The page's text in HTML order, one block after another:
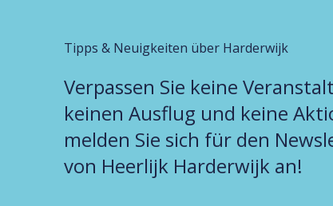
Tipps & Neuigkeiten über Harderwijk
Verpassen Sie keine
keinen Ausflug und keine
melden Sie sich für den
von Heerlijk Harderwijk an!